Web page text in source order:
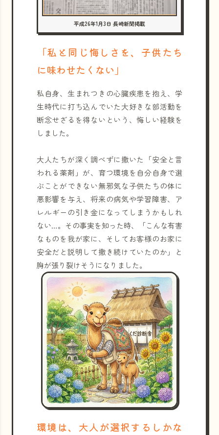
平成26年1月3日 長崎新聞掲載
「私と同じ悔しさを、子供たち
に味わせたくない」
私自身、生まれつきの心臓疾患を抱え、学
生時代に打ち込んでいた大好きな部活動を
断念せざるを得ないという、悔しい経験を
しました。
大人たちが深く調べずに撒いた「安全と言
われる薬剤」が、育つ環境を自分自身で選
ぶことができない無邪気な子供たちの体に
悪影響を与え、将来の病気や学習障害、ア
レルギーの引き金になってしまうかもしれ
ない…。その事実を知った時、「こんな有害
なものを我が家に、そしてお客様のお家に
安全だと説明して撒き続けていたのか」と
胸が張り裂けそうになりました。
環境は、大人が選択するしかな